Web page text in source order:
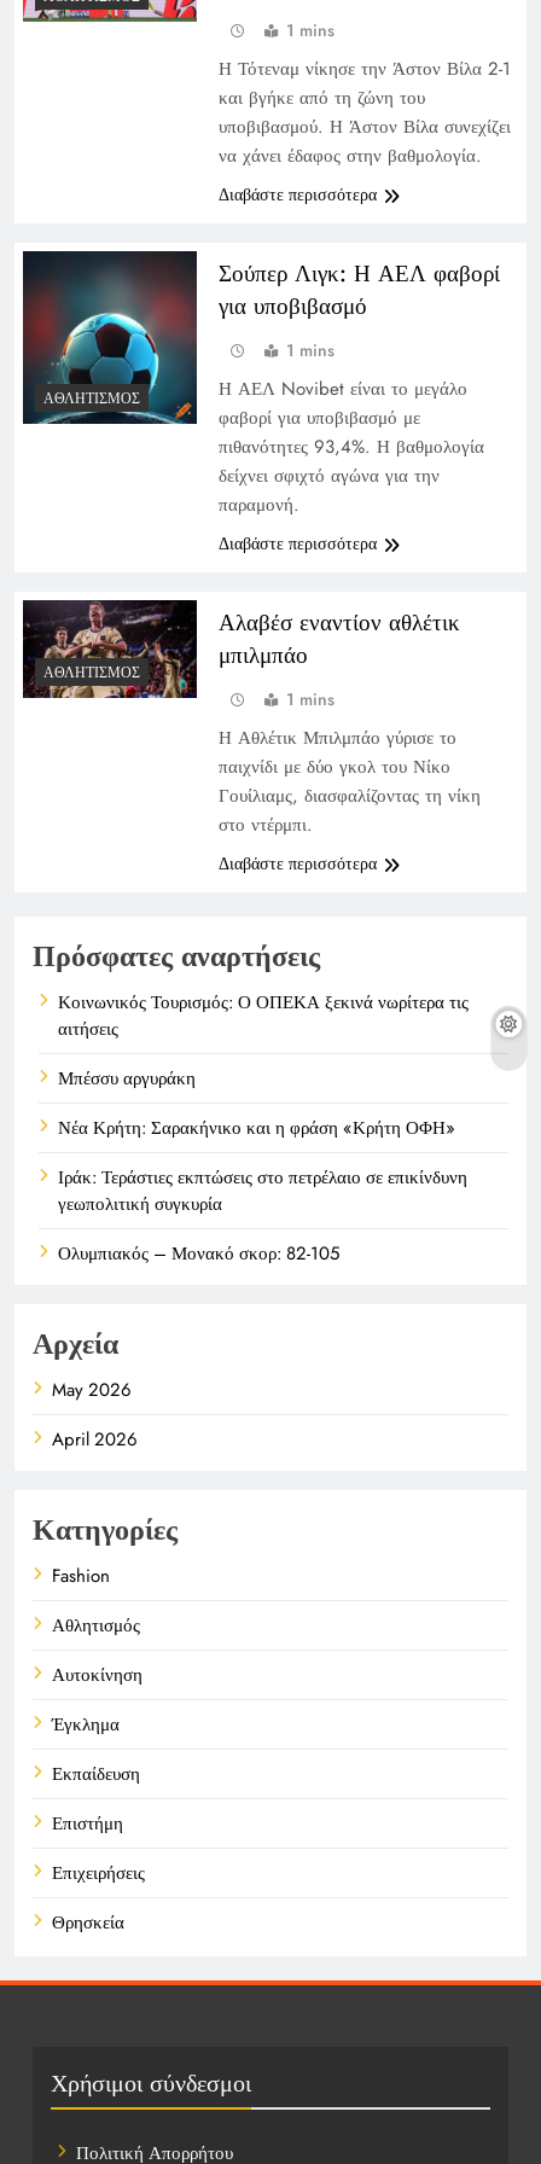
1 mins
Η Τότεναμ νίκησε την Άστον Βίλα 2-1
και βγήκε από τη ζώνη του
υποβιβασμού. Η Άστον Βίλα συνεχίζει
να χάνει έδαφος στην βαθμολογία.
Διαβάστε περισσότερα
ΑΘΛΗΤΙΣΜΌΣ
Σούπερ Λιγκ: Η ΑΕΛ φαβορί
για υποβιβασμό
1 mins
Η ΑΕΛ Novibet είναι το μεγάλο
φαβορί για υποβιβασμό με
πιθανότητες 93,4%. Η βαθμολογία
δείχνει σφιχτό αγώνα για την
παραμονή.
Διαβάστε περισσότερα
ΑΘΛΗΤΙΣΜΌΣ
Αλαβέσ εναντίον αθλέτικ
μπιλμπάο
1 mins
Η Αθλέτικ Μπιλμπάο γύρισε το
παιχνίδι με δύο γκολ του Νίκο
Γουίλιαμς, διασφαλίζοντας τη νίκη
στο ντέρμπι.
Διαβάστε περισσότερα
Πρόσφατες αναρτήσεις
Κοινωνικός Τουρισμός: Ο ΟΠΕΚΑ ξεκινά νωρίτερα τις
αιτήσεις
Μπέσσυ αργυράκη
Νέα Κρήτη: Σαρακήνικο και η φράση «Κρήτη ΟΦΗ»
Ιράκ: Τεράστιες εκπτώσεις στο πετρέλαιο σε επικίνδυνη
γεωπολιτική συγκυρία
Ολυμπιακός – Μονακό σκορ: 82-105
Αρχεία
May 2026
April 2026
Κατηγορίες
Fashion
Αθλητισμός
Αυτοκίνηση
Έγκλημα
Εκπαίδευση
Επιστήμη
Επιχειρήσεις
Θρησκεία
Πολιτική
Χρήσιμοι σύνδεσμοι
Πολιτική Απορρήτου